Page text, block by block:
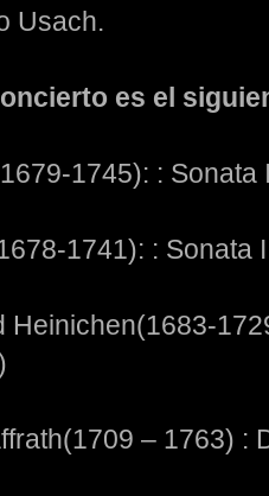
Usach.
es el
1745): :
1741): : Sonata
Heinichen(1683-
– 1763) :